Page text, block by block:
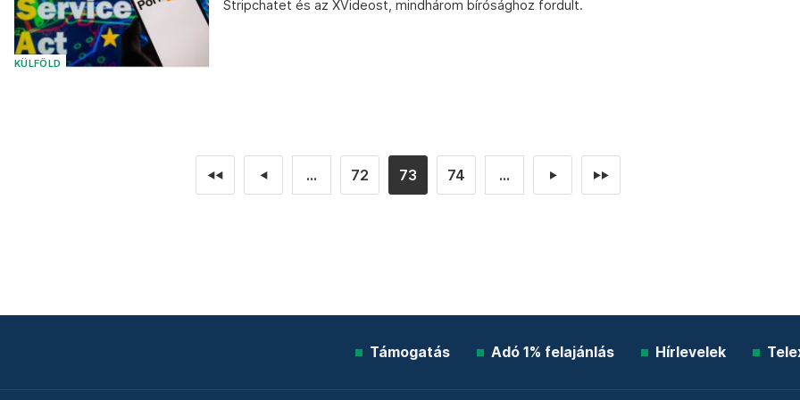
KÜLFÖLD
Stripchatet és az XVideost, mindhárom bírósághoz fordult.
◄◄ ◄ ... 72 73 74 ... ► ►►
Támogatás Adó 1% felajánlás Hírlevelek